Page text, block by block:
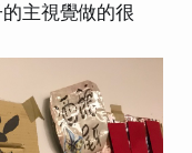
主視覺做的很